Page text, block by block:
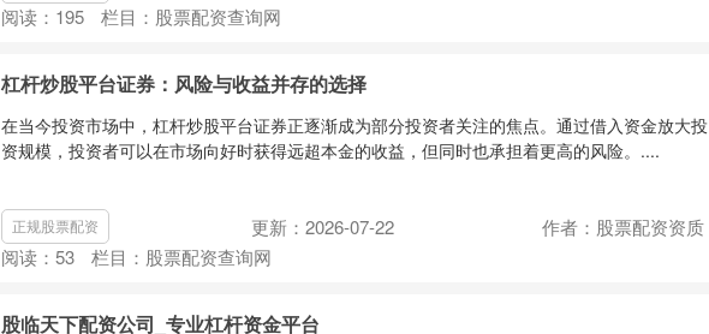
阅读： 195 栏目： 股票配资查询网
杠杆炒股平台证券：风险与收益并存的选择
在当今投资市场中，杠杆炒股平台证券正逐渐成为部分投资者关注的焦点。通过借入资金放大投
资规模，投资者可以在市场向好时获得远超本金的收益，但同时也承担着更高的风险。....
正规股票配资 更新：2026-07-22
作者：股票配资资质
阅读： 53 栏目： 股票配资查询网
股临天下配资公司_专业杠杆资金平台